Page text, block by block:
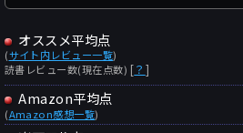
オススメ平均点
(サイト内レビュー一覧)
読書レビュー数(現在点数) [？ ]
Amazon平均点
(Amazon感想一覧)